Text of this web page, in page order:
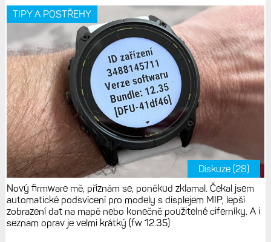
TIPY A POSTŘEHY
Diskuze (28)
Nový firmware mě, přiznám se, poněkud zklamal. Čekal jsem
automatické podsvícení pro modely s displejem MIP, lepší
zobrazení dat na mapě nebo konečně použitelné ciferníky. A i
seznam oprav je velmi krátký (fw 12.35)